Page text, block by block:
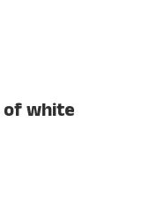
white